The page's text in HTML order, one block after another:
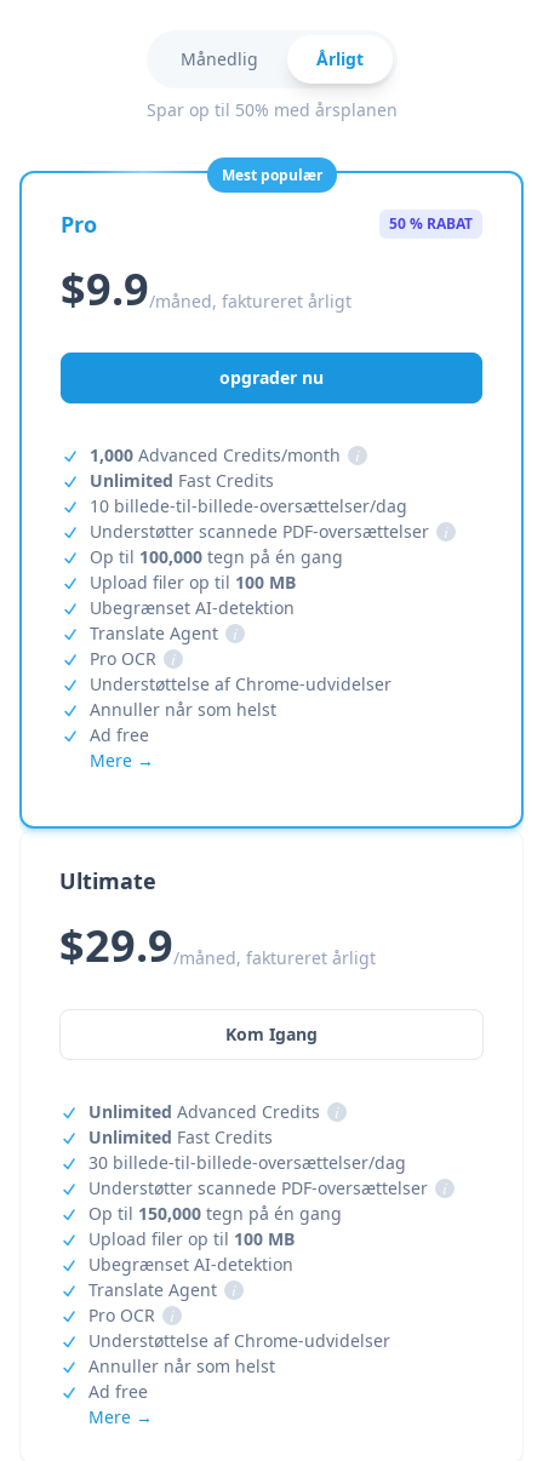
Månedlig Årligt
Spar op til 50% med årsplanen
Mest populær
Pro 50 % RABAT
$9.9/måned, faktureret årligt
opgrader nu
1,000 Advanced Credits/month
i
Unlimited Fast Credits
10 billede-til-billede-oversættelser/dag
Understøtter scannede PDF-oversættelser
i
Op til 100,000 tegn på én gang
Upload filer op til 100 MB
Ubegrænset AI-detektion
Translate Agent
i
Pro OCR
i
Understøttelse af Chrome-udvidelser
Annuller når som helst
Ad free
Mere →
Ultimate
$29.9/måned, faktureret årligt
Kom Igang
Unlimited Advanced Credits
i
Unlimited Fast Credits
30 billede-til-billede-oversættelser/dag
Understøtter scannede PDF-oversættelser
i
Op til 150,000 tegn på én gang
Upload filer op til 100 MB
Ubegrænset AI-detektion
Translate Agent
i
Pro OCR
i
Understøttelse af Chrome-udvidelser
Annuller når som helst
Ad free
Mere →